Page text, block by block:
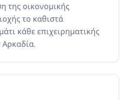
της οικονομικής
το καθιστά
κάθε επιχειρηματικής